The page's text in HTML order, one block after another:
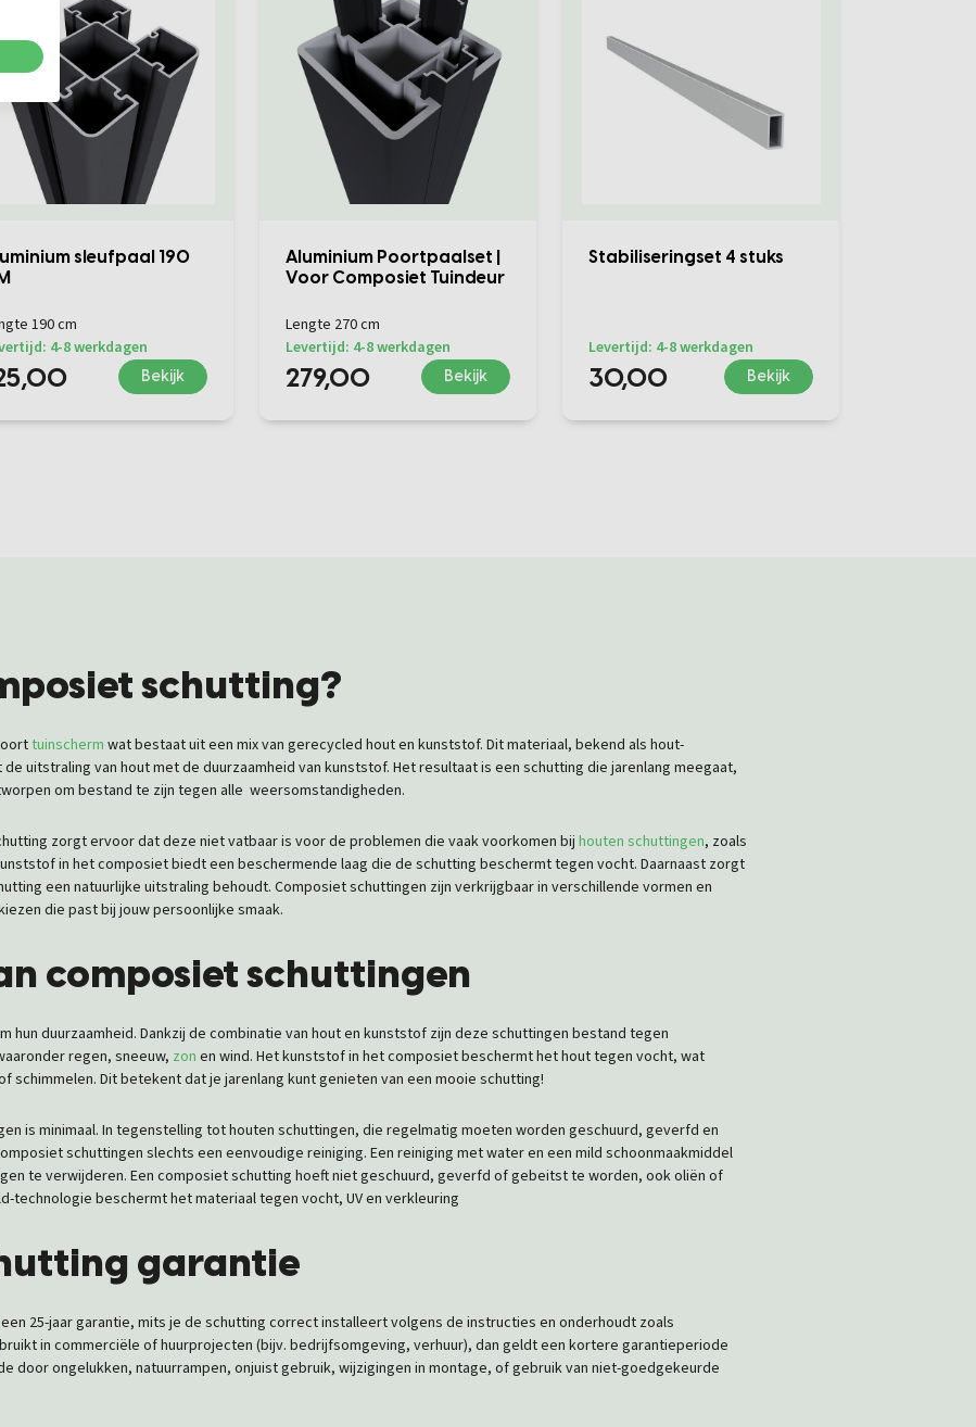
sleufpaal 190
190 cm
4-8 werkdagen
Bekijk
Aluminium Poortpaalset |
Voor Composiet Tuindeur
Lengte 270 cm
Levertijd: 4-8 werkdagen
279,00 Bekijk
Stabiliseringset 4 stuks
Levertijd: 4-8 werkdagen
30,00 Bekijk
schutting?
tuinscherm wat bestaat uit een mix van gerecycled hout en kunststof. Dit materiaal, bekend als hout-
uitstraling van hout met de duurzaamheid van kunststof. Het resultaat is een schutting die jarenlang meegaat,
om bestand te zijn tegen alle weersomstandigheden.
zorgt ervoor dat deze niet vatbaar is voor de problemen die vaak voorkomen bij houten schuttingen, zoals
in het composiet biedt een beschermende laag die de schutting beschermt tegen vocht. Daarnaast zorgt
een natuurlijke uitstraling behoudt. Composiet schuttingen zijn verkrijgbaar in verschillende vormen en
die past bij jouw persoonlijke smaak.
composiet schuttingen
hun duurzaamheid. Dankzij de combinatie van hout en kunststof zijn deze schuttingen bestand tegen
regen, sneeuw, zon en wind. Het kunststof in het composiet beschermt het hout tegen vocht, wat
Dit betekent dat je jarenlang kunt genieten van een mooie schutting!
is minimaal. In tegenstelling tot houten schuttingen, die regelmatig moeten worden geschuurd, geverfd en
schuttingen slechts een eenvoudige reiniging. Een reiniging met water en een mild schoonmaakmiddel
te verwijderen. Een composiet schutting hoeft niet geschuurd, geverfd of gebeitst te worden, ook oliën of
technologie beschermt het materiaal tegen vocht, UV en verkleuring
garantie
25-jaar garantie, mits je de schutting correct installeert volgens de instructies en onderhoudt zoals
in commerciële of huurprojecten (bijv. bedrijfsomgeving, verhuur), dan geldt een kortere garantieperiode
door ongelukken, natuurrampen, onjuist gebruik, wijzigingen in montage, of gebruik van niet-goedgekeurde